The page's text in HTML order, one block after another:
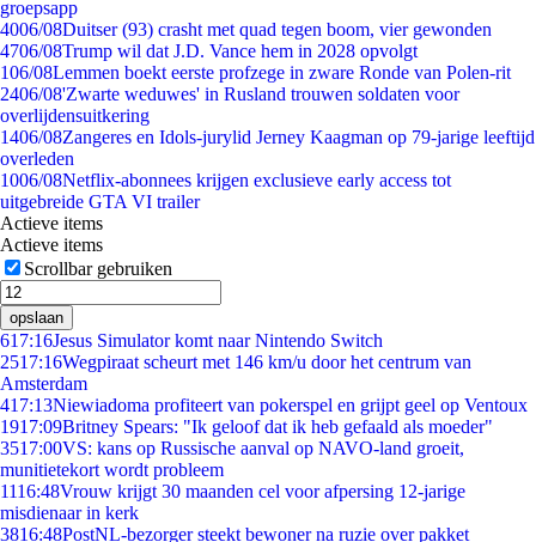
groepsapp
4006/08Duitser (93) crasht met quad tegen boom, vier gewonden
4706/08Trump wil dat J.D. Vance hem in 2028 opvolgt
106/08Lemmen boekt eerste profzege in zware Ronde van Polen-rit
2406/08'Zwarte weduwes' in Rusland trouwen soldaten voor
overlijdensuitkering
1406/08Zangeres en Idols-jurylid Jerney Kaagman op 79-jarige leeftijd
overleden
1006/08Netflix-abonnees krijgen exclusieve early access tot
uitgebreide GTA VI trailer
Actieve items
Actieve items
Scrollbar gebruiken
opslaan
617:16Jesus Simulator komt naar Nintendo Switch
2517:16Wegpiraat scheurt met 146 km/u door het centrum van
Amsterdam
417:13Niewiadoma profiteert van pokerspel en grijpt geel op Ventoux
1917:09Britney Spears: "Ik geloof dat ik heb gefaald als moeder"
3517:00VS: kans op Russische aanval op NAVO-land groeit,
munitietekort wordt probleem
1116:48Vrouw krijgt 30 maanden cel voor afpersing 12-jarige
misdienaar in kerk
3816:48PostNL-bezorger steekt bewoner na ruzie over pakket